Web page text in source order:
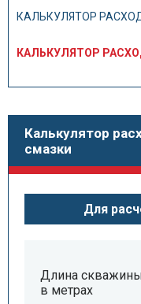
КАЛЬКУЛЯТОР
КАЛЬКУЛЯТОР
Калькулятор
смазки
Для
Длина
в метрах